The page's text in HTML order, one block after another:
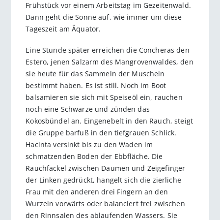
Frühstück vor einem Arbeitstag im Gezeitenwald.
Dann geht die Sonne auf, wie immer um diese
Tageszeit am Äquator.
Eine Stunde später erreichen die Concheras den
Estero, jenen Salzarm des Mangrovenwaldes, den
sie heute für das Sammeln der Muscheln
bestimmt haben. Es ist still. Noch im Boot
balsamieren sie sich mit Speiseöl ein, rauchen
noch eine Schwarze und zünden das
Kokosbündel an. Eingenebelt in den Rauch, steigt
die Gruppe barfuß in den tiefgrauen Schlick.
Hacinta versinkt bis zu den Waden im
schmatzenden Boden der Ebbfläche. Die
Rauchfackel zwischen Daumen und Zeigefinger
der Linken gedrückt, hangelt sich die zierliche
Frau mit den anderen drei Fingern an den
Wurzeln vorwärts oder balanciert frei zwischen
den Rinnsalen des ablaufenden Wassers. Sie